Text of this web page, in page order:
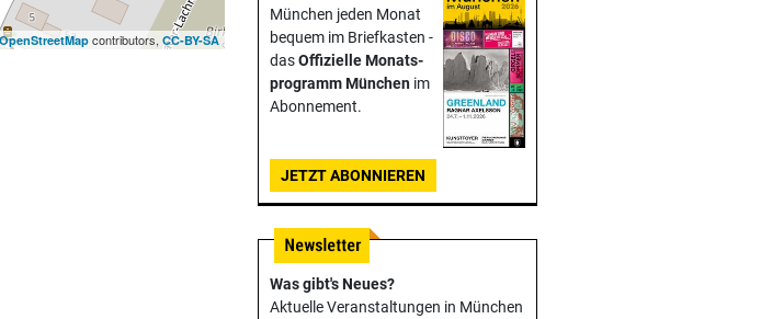
OpenStreetMap contributors, CC-BY-SA
München jeden Monat
bequem im Briefkasten -
dasOffizielle Monats­
programm München im
Abonnement.
JETZT ABONNIEREN
Was gibt's Neues?
Aktuelle Veranstaltungen in München